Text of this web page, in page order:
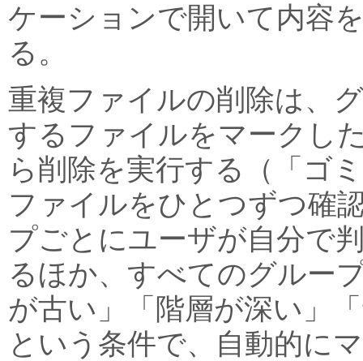
ケーションで開いて内容
る。
重複ファイルの削除は、
するファイルをマークし
ら削除を実行する（「ゴ
ファイルをひとつずつ確
プごとにユーザが自分で
るほか、すべてのグルー
が古い」「階層が深い」
という条件で、自動的に